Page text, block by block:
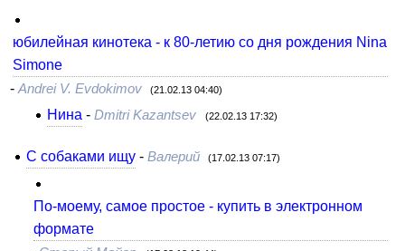
юбилейная кинотека - к 80-летию со дня рождения Nina
Simone
- Andrei V. Evdokimov (21.02.13 04:40)
Нина -Dmitri Kazantsev (22.02.13 17:32)
С собаками ищу- Валерий (17.02.13 07:17)
По-моему, самое простое - купить в электронном
формате